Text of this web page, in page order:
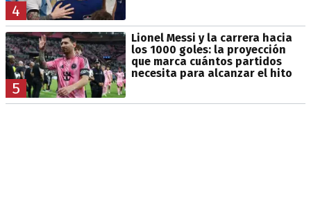
4
5
Lionel Messi y la carrera hacia
los 1000 goles: la proyección
que marca cuántos partidos
necesita para alcanzar el hito